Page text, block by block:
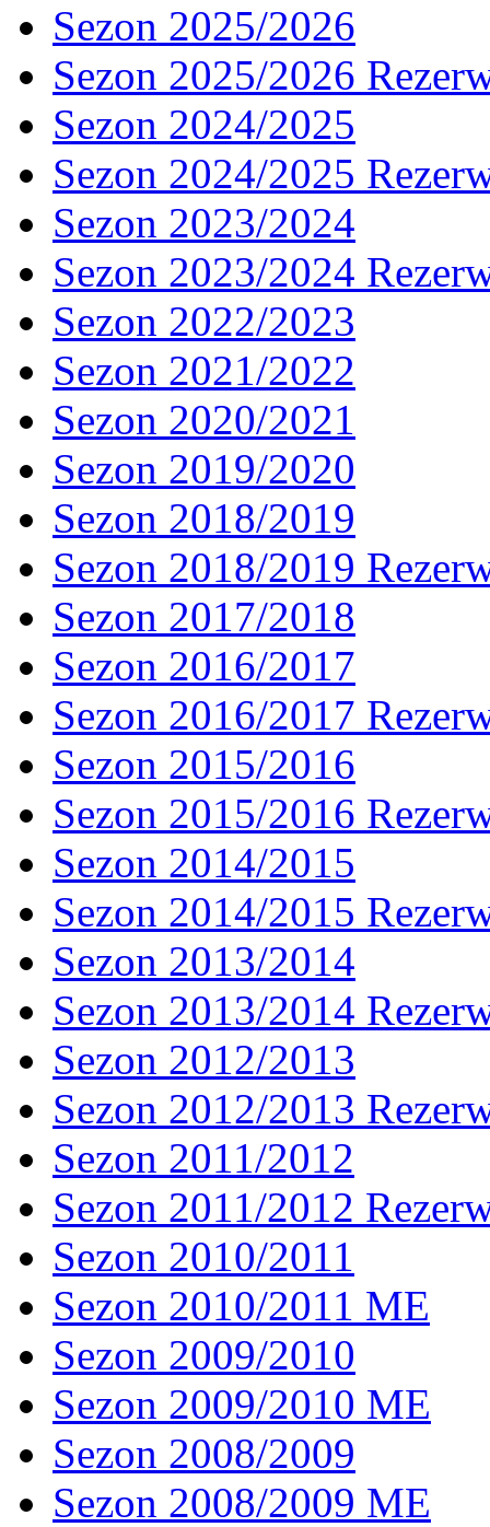
Sezon 2025/2026
Sezon 2025/2026
Sezon 2024/2025
Sezon 2024/2025
Sezon 2023/2024
Sezon 2023/2024
Sezon 2022/2023
Sezon 2021/2022
Sezon 2020/2021
Sezon 2019/2020
Sezon 2018/2019
Sezon 2018/2019
Sezon 2017/2018
Sezon 2016/2017
Sezon 2016/2017
Sezon 2015/2016
Sezon 2015/2016
Sezon 2014/2015
Sezon 2014/2015
Sezon 2013/2014
Sezon 2013/2014
Sezon 2012/2013
Sezon 2012/2013
Sezon 2011/2012
Sezon 2011/2012
Sezon 2010/2011
Sezon 2010/2011 ME
Sezon 2009/2010
Sezon 2009/2010 ME
Sezon 2008/2009
Sezon 2008/2009 ME